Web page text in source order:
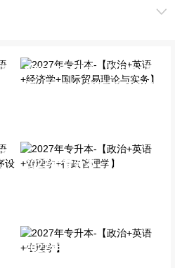
2027年专升本-【政治+英
语+经济学+国际贸易理论
2027年专升本-【政治+英
2027年专升本-【政治+英